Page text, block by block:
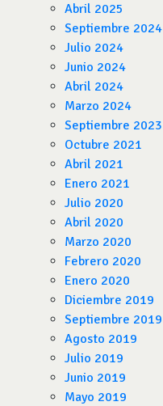
Abril 2025
Septiembre 2024
Julio 2024
Junio 2024
Abril 2024
Marzo 2024
Septiembre 2023
Octubre 2021
Abril 2021
Enero 2021
Julio 2020
Abril 2020
Marzo 2020
Febrero 2020
Enero 2020
Diciembre 2019
Septiembre 2019
Agosto 2019
Julio 2019
Junio 2019
Mayo 2019